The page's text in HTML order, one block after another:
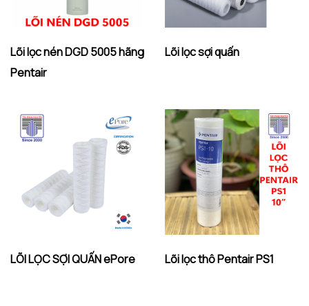
Lõi lọc nén DGD 5005 hãng
Pentair
Lõi lọc sợi quấn
LÕI LỌC SỢI QUẤN ePore Lõi lọc thô Pentair PS1